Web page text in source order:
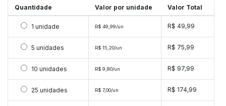
Quantidade Valor por unidade Valor Total
Selecionar 1 unidade
1 unidade R$ 49,99/un R$ 49,99
Selecionar 5 unidades
5 unidades R$ 15,20/un R$ 75,99
Selecionar 10 unidades
10 unidades R$ 9,80/un R$ 97,99
Selecionar 25 unidades
25 unidades R$ 7,00/un R$ 174,99